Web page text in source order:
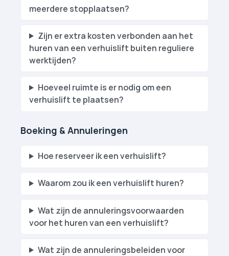
meerdere stopplaatsen?
Zijn er extra kosten verbonden aan het
huren van een verhuislift buiten reguliere
werktijden?
Hoeveel ruimte is er nodig om een
verhuislift te plaatsen?
Boeking & Annuleringen
Hoe reserveer ik een verhuislift?
Waarom zou ik een verhuislift huren?
Wat zijn de annuleringsvoorwaarden
voor het huren van een verhuislift?
Wat zijn de annuleringsbeleiden voor